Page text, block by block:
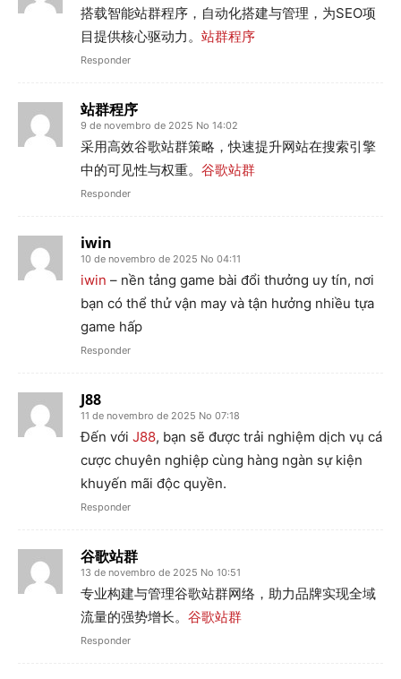
搭载智能站群程序，自动化搭建与管理，为SEO项
目提供核心驱动力。 站群程序
Responder
站群程序
9 de novembro de 2025 No 14:02
采用高效谷歌站群策略，快速提升网站在搜索引擎
中的可见性与权重。 谷歌站群
Responder
iwin
10 de novembro de 2025 No 04:11
iwin – nền tảng game bài đổi thưởng uy tín, nơi
bạn có thể thử vận may và tận hưởng nhiều tựa
game hấp
Responder
J88
11 de novembro de 2025 No 07:18
Đến với J88, bạn sẽ được trải nghiệm dịch vụ cá
cược chuyên nghiệp cùng hàng ngàn sự kiện
khuyến mãi độc quyền.
Responder
谷歌站群
13 de novembro de 2025 No 10:51
专业构建与管理谷歌站群网络，助力品牌实现全域
流量的强势增长。 谷歌站群
Responder